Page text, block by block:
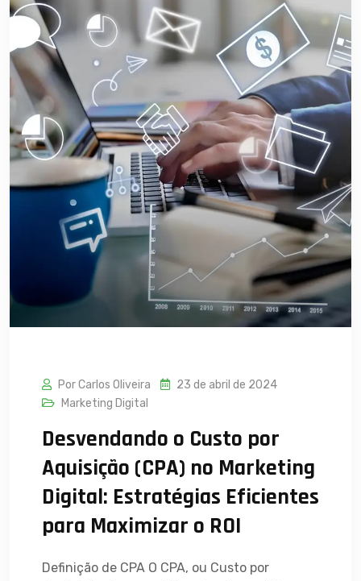
Por Carlos Oliveira
23 de abril de 2024
Marketing Digital
Desvendando o Custo por
Aquisição (CPA) no Marketing
Digital: Estratégias Eficientes
para Maximizar o ROI
Definição de CPA O CPA, ou Custo por